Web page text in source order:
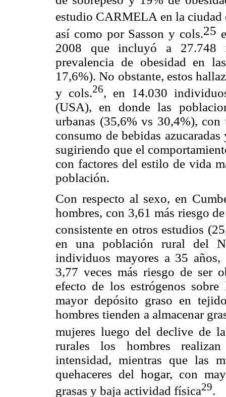
estudio CARMELA en la
así como por Sasson y cols.25
2008 que incluyó a 27.748
prevalencia de obesidad en
17,6%). No obstante, estos
y cols.26, en 14.030
(USA), en donde las
urbanas (35,6% vs 30,4%), con
consumo de bebidas
sugiriendo que el
con factores del estilo de vida
población.
Con respecto al sexo, en
hombres, con 3,61 más riesgo
consistente en otros estudios
en una población rural del
individuos mayores a 35
3,77 veces más riesgo de ser
efecto de los estrógenos
mayor depósito graso en
hombres tienden a almacenar
mujeres luego del declive de
rurales los hombres
intensidad, mientras que las
quehaceres del hogar, con
grasas y baja actividad física29.